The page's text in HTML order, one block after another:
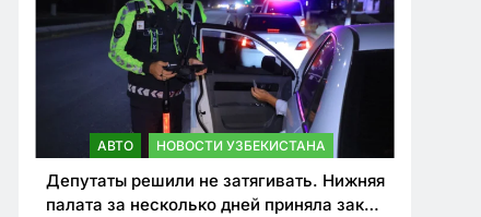
АВТО НОВОСТИ УЗБЕКИСТАНА
Депутаты решили не затягивать. Нижняя
палата за несколько дней приняла закон